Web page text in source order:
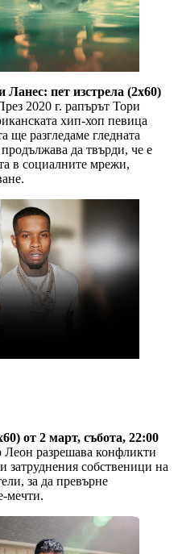
пет изстрела (2х60)
2020 г. рапърът Тори
хип-хоп певица
разгледаме гледната
да твърди, че е
в социалните мрежи,
от 2 март, събота, 22:00
Леон разрешава конфликти
собственици на
за да превърне
мечти.